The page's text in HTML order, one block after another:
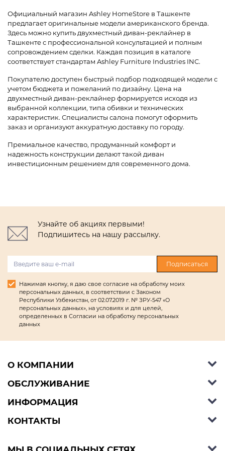
Официальный магазин Ashley HomeStore в Ташкенте
предлагает оригинальные модели американского бренда.
Здесь можно купить двухместный диван-реклайнер в
Ташкенте с профессиональной консультацией и полным
сопровождением сделки. Каждая позиция в каталоге
соответствует стандартам Ashley Furniture Industries INC.
Покупателю доступен быстрый подбор подходящей модели с
учетом бюджета и пожеланий по дизайну. Цена на
двухместный диван-реклайнер формируется исходя из
выбранной коллекции, типа обивки и технических
характеристик. Специалисты салона помогут оформить
заказ и организуют аккуратную доставку по городу.
Премиальное качество, продуманный комфорт и
надежность конструкции делают такой диван
инвестиционным решением для современного дома.
Узнайте об акциях первыми!
Подпишитесь на нашу рассылку.
Подписаться
Нажимая кнопку, я даю свое согласие на обработку моих
персональных данных, в соответствии с Законом
Республики Узбекистан, от 02.07.2019 г. № ЗРУ-547 «О
персональных данных», на условиях и для целей,
определенных в Согласии на обработку персональных
данных
О КОМПАНИИ
Об Ashley Furniture HomeStore
Контакты
ОБСЛУЖИВАНИЕ
Справочный центр
Способы оплаты
ИНФОРМАЦИЯ
Блог
КОНТАКТЫ
Телефон: +998 77 494 09 99